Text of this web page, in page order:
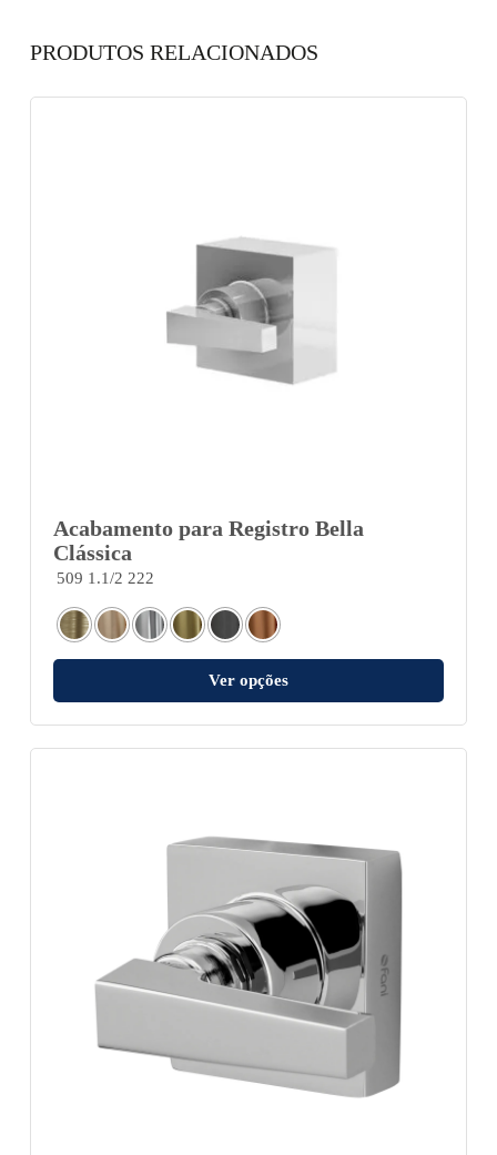
PRODUTOS RELACIONADOS
Acabamento para Registro Bella
Clássica
509 1.1/2 222
Ver opções